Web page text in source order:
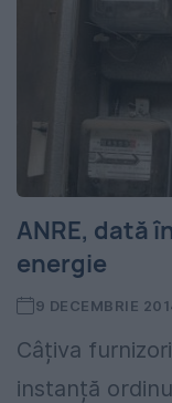
ANRE, dată
energie
9 DECEMBRIE
Câțiva
instanță